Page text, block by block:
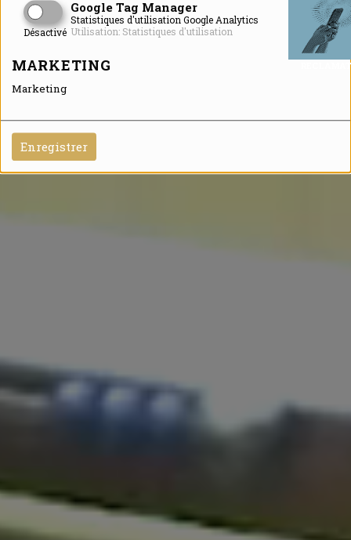
Google Tag Manager
Désactivé
Statistiques d'utilisation Google Analytics
Utilisation: Statistiques d'utilisation
MARKETING
Marketing
Enregistrer